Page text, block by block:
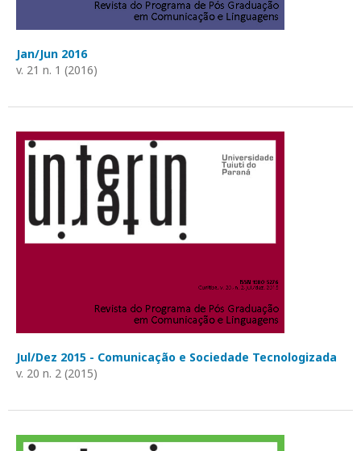
Jan/Jun 2016
v. 21 n. 1 (2016)
Jul/Dez 2015 - Comunicação e Sociedade Tecnologizada
v. 20 n. 2 (2015)